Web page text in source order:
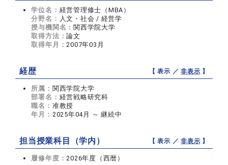
学位名： 経営管理修士（MBA）
分野名： 人文・社会 / 経営学
授与機関名： 関西学院大学
取得方法：論文
取得年月： 2007年03月
経歴 【 表示 ／非表示 】
所属： 関西学院大学
部署名： 経営戦略研究科
職名： 准教授
年月： 2025年04月 ～ 継続中
担当授業科目（学内） 【 表示 ／非表示 】
履修年度： 2026年度（西暦）